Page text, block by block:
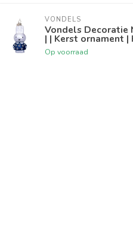
VONDELS
Vondels Decoratie
| | Kerst ornament
Op voorraad